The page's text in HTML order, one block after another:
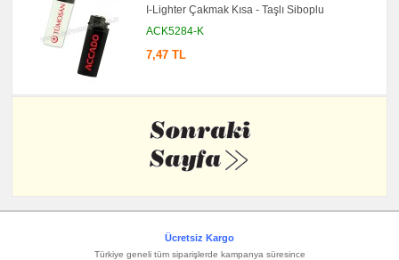
I-Lighter Çakmak Kısa - Taşlı Siboplu
ACK5284-K
7,47 TL
Ücretsiz Kargo
Türkiye geneli tüm siparişlerde kampanya süresince